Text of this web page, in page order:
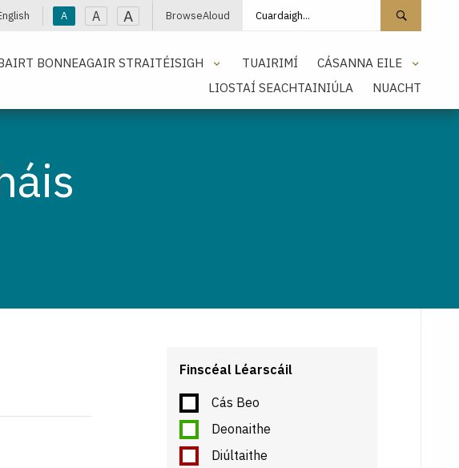
A A A BrowseAloud Cuardaigh láithreán
BONNEAGAIR STRAITÉISIGH TUAIRIMÍ
CÁSANNA EILE
LIOSTAÍ SEACHTAINIÚLA
NUACHT
Finscéal Léarscáil
Cás Beo
Deonaithe
Diúltaithe